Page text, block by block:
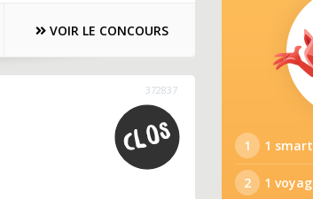
VOIR LE CONCOURS
372837
1 1
2 1